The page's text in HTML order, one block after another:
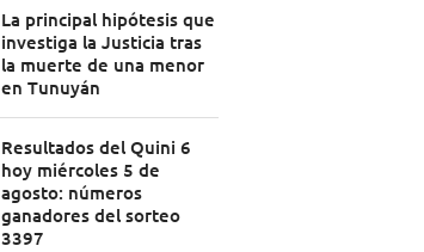
La principal hipótesis que
investiga la Justicia tras
la muerte de una menor
en Tunuyán
Resultados del Quini 6
hoy miércoles 5 de
agosto: números
ganadores del sorteo
3397